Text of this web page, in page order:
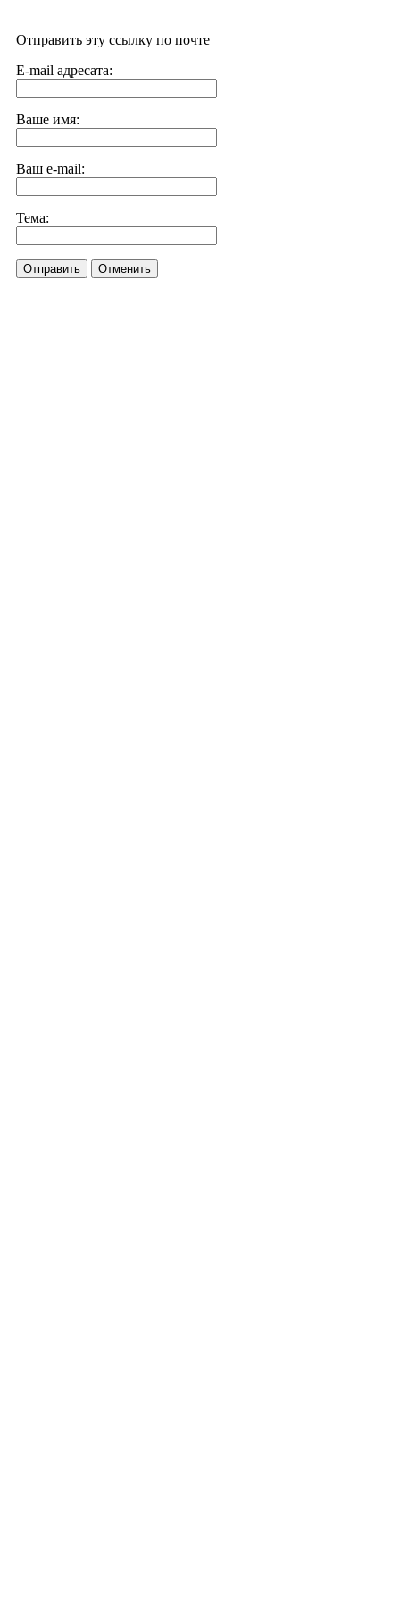
Отправить эту ссылку по почте
E-mail адресата:
Ваше имя:
Ваш e-mail:
Тема:
Отправить Отменить